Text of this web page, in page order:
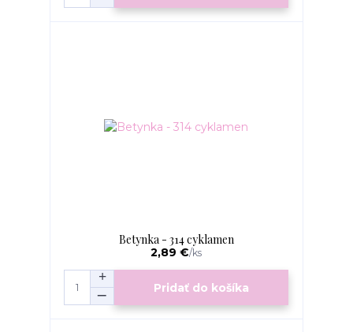
Betynka - 314 cyklamen
2,89 €/ks
Pridať do košíka